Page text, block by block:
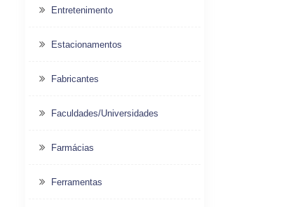
Entretenimento
Estacionamentos
Fabricantes
Faculdades/Universidades
Farmácias
Ferramentas